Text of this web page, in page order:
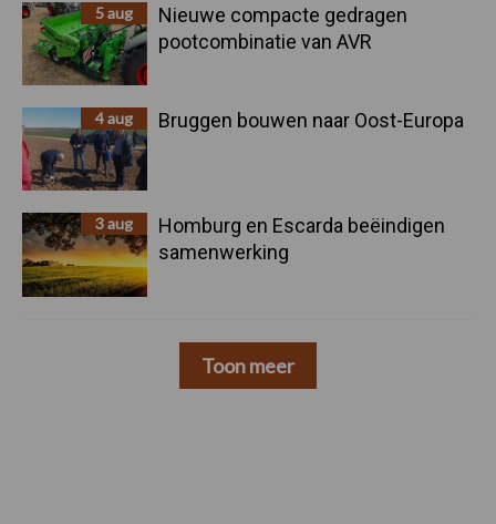
5 aug
Nieuwe compacte gedragen
pootcombinatie van AVR
4 aug Bruggen bouwen naar Oost-Europa
3 aug
Homburg en Escarda beëindigen
samenwerking
Toon meer